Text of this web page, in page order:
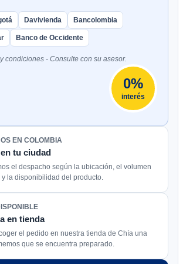
Davivienda Bancolombia
Banco de Occidente
condiciones - Consulte con su asesor.
0%
interés
EN COLOMBIA
tu ciudad
el despacho según la ubicación, el volumen
la disponibilidad del producto.
en tienda
el pedido en nuestra tienda de Chía una
que se encuentra preparado.